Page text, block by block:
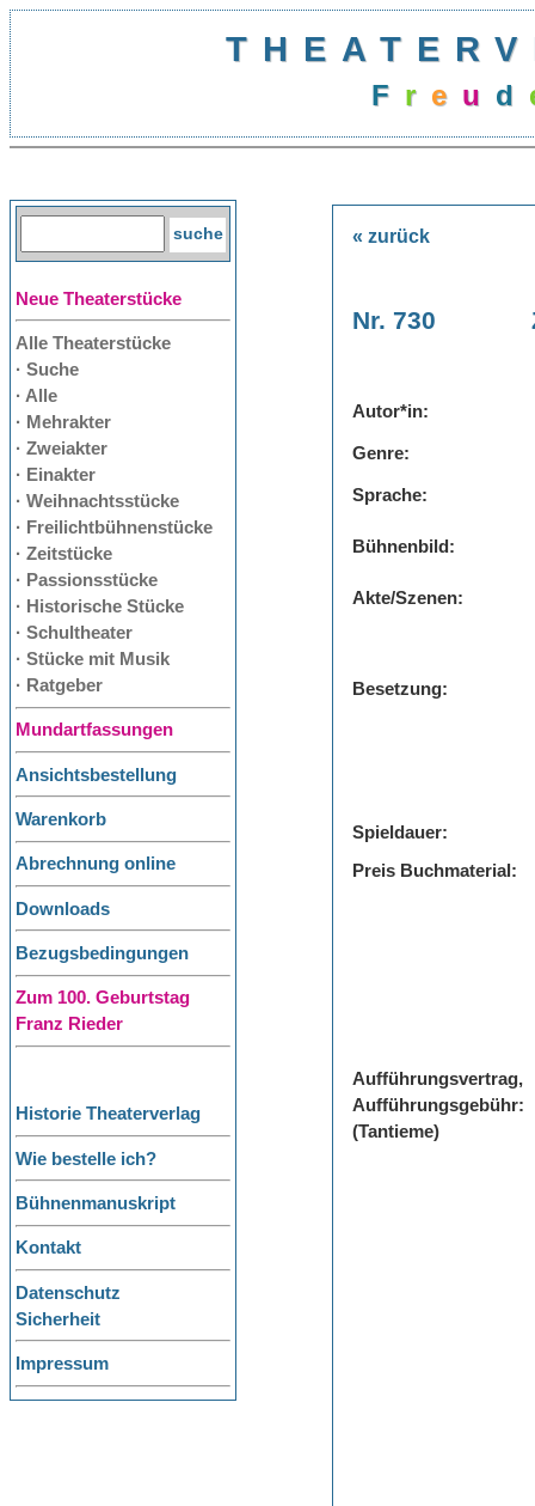
F reu d
Neue Theaterstücke
Alle Theaterstücke
· Suche
· Alle
· Mehrakter
· Zweiakter
· Einakter
· Weihnachtsstücke
· Freilichtbühnenstücke
· Zeitstücke
· Passionsstücke
· Historische Stücke
· Schultheater
· Stücke mit Musik
· Ratgeber
Mundartfassungen
Ansichtsbestellung
Warenkorb
Abrechnung online
Downloads
Bezugsbedingungen
Zum 100. Geburtstag
Franz Rieder
Historie Theaterverlag
Wie bestelle ich?
Bühnenmanuskript
Kontakt
Datenschutz
Sicherheit
Impressum
« zurück
Nr. 730
Autor*in:
Genre:
Sprache:
Bühnenbild:
Akte/Szenen:
Besetzung:
Spieldauer:
Preis Buchmaterial:
Aufführungsvertrag,
Aufführungsgebühr:
(Tantieme)